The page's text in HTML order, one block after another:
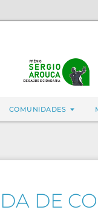
COMUNIDADES
DE